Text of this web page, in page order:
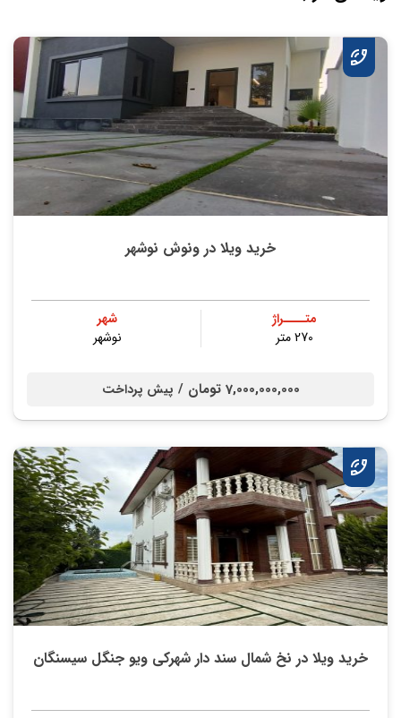
خرید ویلا در ونوش نوشهر
متــــراژ
270 متر
شهر
نوشهر
7,000,000,000 تومان / پیش پرداخت
خرید ویلا در نخ شمال سند دار شهرکی ویو جنگل سیسنگان